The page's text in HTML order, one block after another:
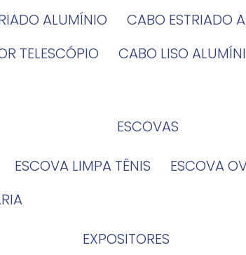
ALUMÍNIO CABO ESTRIADO
TELESCÓPIO CABO LISO
ESCOVAS
ESCOVA LIMPA TÊNIS ESCOVA
EXPOSITORES